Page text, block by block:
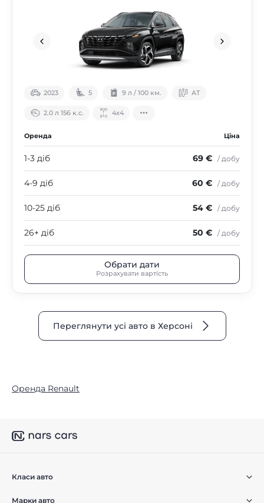
2023 5 9 л / 100 км. АТ
2.0 л 156 к.с. 4х4
Оренда Ціна
1-3 діб 69 € / добу
4-9 діб 60 € / добу
10-25 діб 54 € / добу
26+ діб 50 € / добу
Обрати дати
Розрахувати вартість
Переглянути усі авто в Херсоні
Оренда Renault
Класи авто
Марки авто